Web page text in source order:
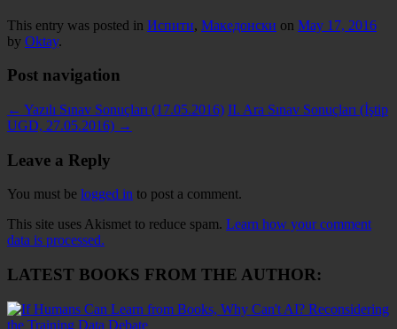
This entry was posted in Испити, Македонски on May 17, 2016
by Oktay.
Post navigation
← Yazılı Sınav Sonuçları (17.05.2016) II. Ara Sınav Sonuçları (İştip
UGD, 27.05.2016) →
Leave a Reply
You must be logged in to post a comment.
This site uses Akismet to reduce spam. Learn how your comment
data is processed.
LATEST BOOKS FROM THE AUTHOR: